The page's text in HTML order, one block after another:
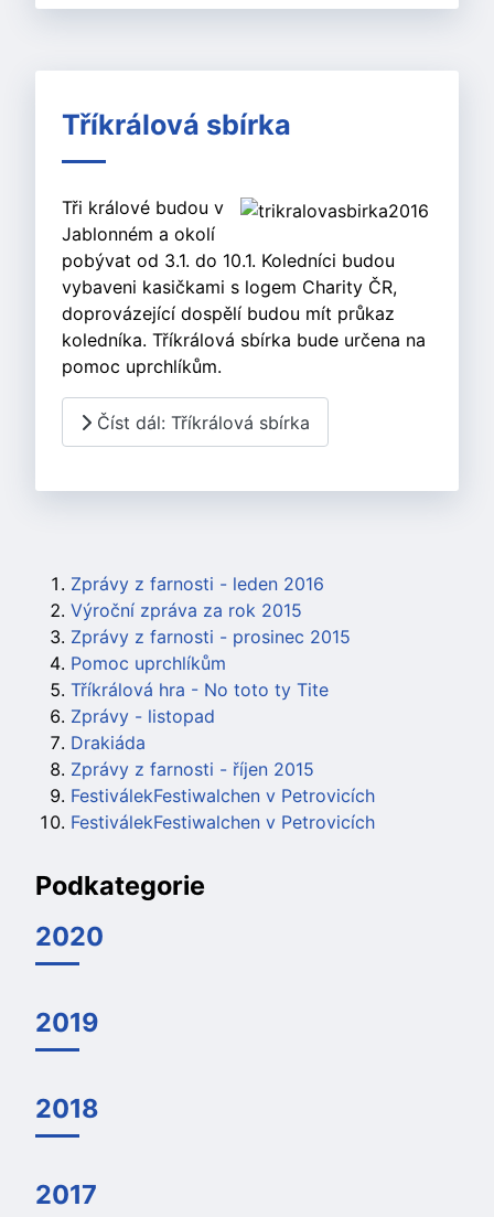
Tříkrálová sbírka
Tři králové budou v
Jablonném a okolí
pobývat od 3.1. do 10.1. Koledníci budou
vybaveni kasičkami s logem Charity ČR,
doprovázející dospělí budou mít průkaz
koledníka. Tříkrálová sbírka bude určena na
pomoc uprchlíkům.
Číst dál: Tříkrálová sbírka
Zprávy z farnosti - leden 2016
Výroční zpráva za rok 2015
Zprávy z farnosti - prosinec 2015
Pomoc uprchlíkům
Tříkrálová hra - No toto ty Tite
Zprávy - listopad
Drakiáda
Zprávy z farnosti - říjen 2015
FestiválekFestiwalchen v Petrovicích
FestiválekFestiwalchen v Petrovicích
Podkategorie
2020
2019
2018
2017